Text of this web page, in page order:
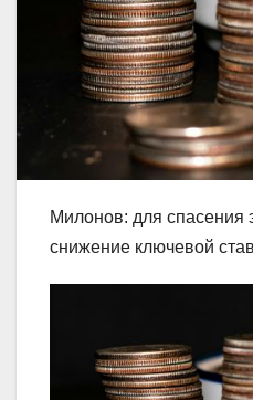
Милонов: для спасения
снижение ключевой